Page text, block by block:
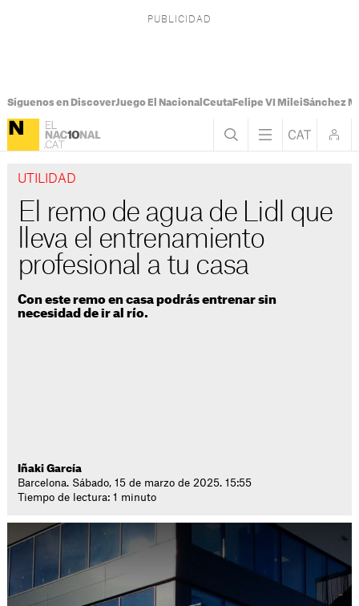
Síguenos en DiscoverJuego El Nacional CeutaFelipe VI MileiSánchez
UTILIDAD
El remo de agua de Lidl que
lleva el entrenamiento
profesional a tu casa
Con este remo en casa podrás entrenar sin
necesidad de ir al río.
Iñaki García
Barcelona. Sábado, 15 de marzo de 2025. 15:55
Tiempo de lectura: 1 minuto